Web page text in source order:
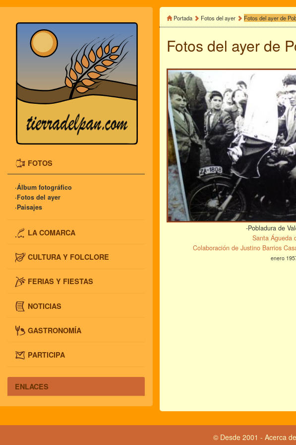
FOTOS
·Álbum fotográfico
·Fotos del ayer
·Paisajes
LA COMARCA
CULTURA Y FOLCLORE
FERIAS Y FIESTAS
NOTICIAS
GASTRONOMÍA
PARTICIPA
ENLACES
Portada Fotos del ayer Fotos del ayer de
Fotos del ayer de
-Pobladura de
Santa Águeda
Colaboración de Justino Barrios
enero
© Desde 2001 - Acerca